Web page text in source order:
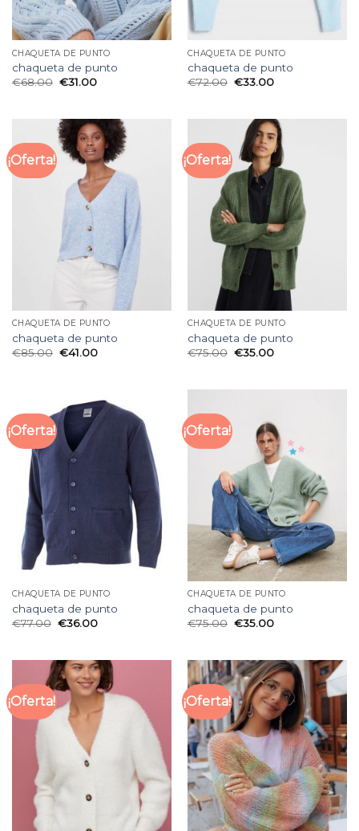
CHAQUETA DE PUNTO
chaqueta de punto
€68.00 €31.00
CHAQUETA DE PUNTO
chaqueta de punto
€72.00 €33.00
¡Oferta!
CHAQUETA DE PUNTO
chaqueta de punto
€85.00 €41.00
¡Oferta!
CHAQUETA DE PUNTO
chaqueta de punto
€75.00 €35.00
¡Oferta!
CHAQUETA DE PUNTO
chaqueta de punto
€77.00 €36.00
¡Oferta!
CHAQUETA DE PUNTO
chaqueta de punto
€75.00 €35.00
¡Oferta! ¡Oferta!